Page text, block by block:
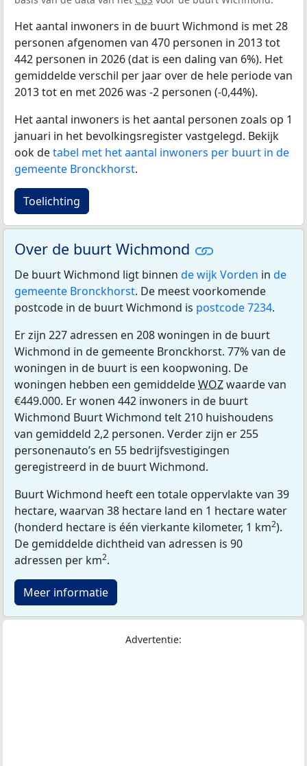
Het aantal inwoners in de buurt Wichmond is met 28
personen afgenomen van 470 personen in 2013 tot
442 personen in 2026 (dat is een daling van 6%). Het
gemiddelde verschil per jaar over de hele periode van
2013 tot en met 2026 was -2 personen (-0,44%).
Het aantal inwoners is het aantal personen zoals op 1
januari in het bevolkingsregister vastgelegd. Bekijk
ook detabel met het aantal inwoners per buurt in de
gemeente Bronckhorst.
Toelichting
Over de buurt Wichmond
De buurt Wichmond ligt binnen de wijk Vorden in de
gemeente Bronckhorst. De meest voorkomende
postcode in de buurt Wichmond is postcode 7234.
Er zijn 227 adressen en 208 woningen in de buurt
Wichmond in de gemeente Bronckhorst. 77% van de
woningen in de buurt is een koopwoning. De
woningen hebben een gemiddeldeWOZwaarde van
€449.000. Er wonen 442 inwoners in de buurt
Wichmond Buurt Wichmond telt 210 huishoudens
van gemiddeld 2,2 personen. Verder zijn er 255
personenauto’s en 55 bedrijfsvestigingen
geregistreerd in de buurt Wichmond.
Buurt Wichmond heeft een totale oppervlakte van 39
hectare, waarvan 38 hectare land en 1 hectare water
(honderd hectare is één vierkante kilometer, 1 km2).
De gemiddelde dichtheid van adressen is 90
adressen per km2.
Meer informatie
Advertentie: